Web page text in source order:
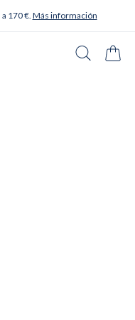
170 €. Más información